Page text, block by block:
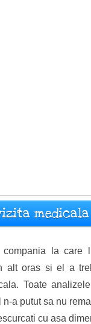
medicala
compania la care
alt oras si el a
Toate
n-a putut sa nu
cu asa